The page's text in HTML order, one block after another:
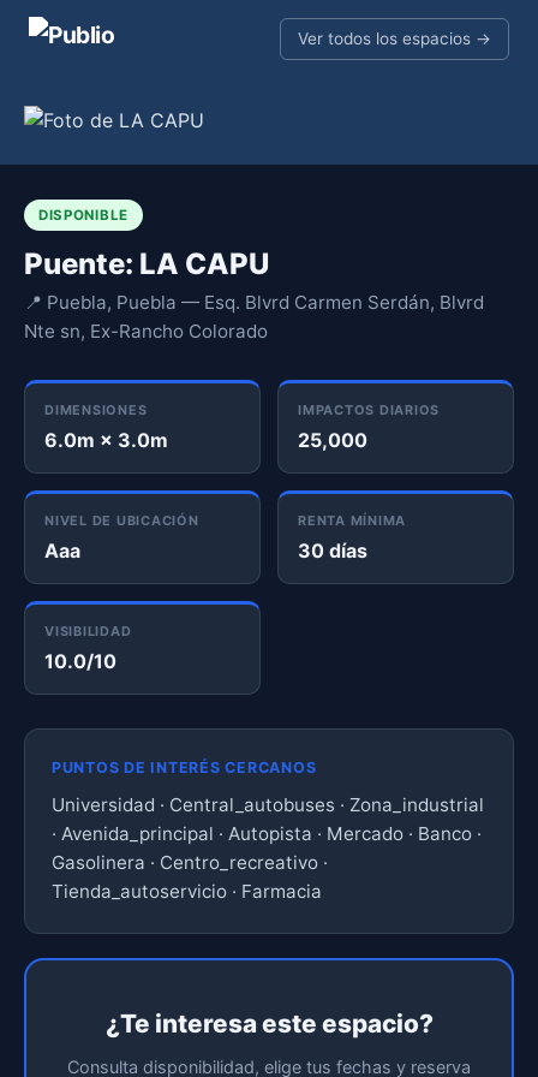
Ver todos los espacios →
DISPONIBLE
Puente: LA CAPU
📍 Puebla, Puebla — Esq. Blvrd Carmen Serdán, Blvrd
Nte sn, Ex-Rancho Colorado
DIMENSIONES
6.0m × 3.0m
IMPACTOS DIARIOS
25,000
NIVEL DE UBICACIÓN
Aaa
RENTA MÍNIMA
30 días
VISIBILIDAD
10.0/10
PUNTOS DE INTERÉS CERCANOS
Universidad · Central_autobuses · Zona_industrial
· Avenida_principal · Autopista · Mercado · Banco ·
Gasolinera · Centro_recreativo ·
Tienda_autoservicio · Farmacia
¿Te interesa este espacio?
Consulta disponibilidad, elige tus fechas y reserva